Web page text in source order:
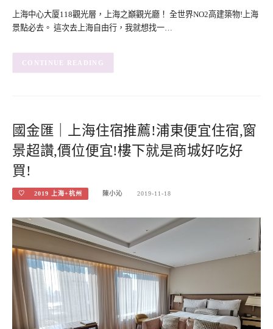
上海中心大厦118觀光層，上海之巔觀光廳！ 全世界NO2高建築物!上海
景點必去。 這次去上海自由行，我就想找一…
CONTINUE READING
國金匯｜上海住宿推薦!浦東便宜住宿,窗
景超讚,價位便宜!樓下就是商城好吃好
買!
♡ 2019 上海+杭州 陳小沁 2019-11-18